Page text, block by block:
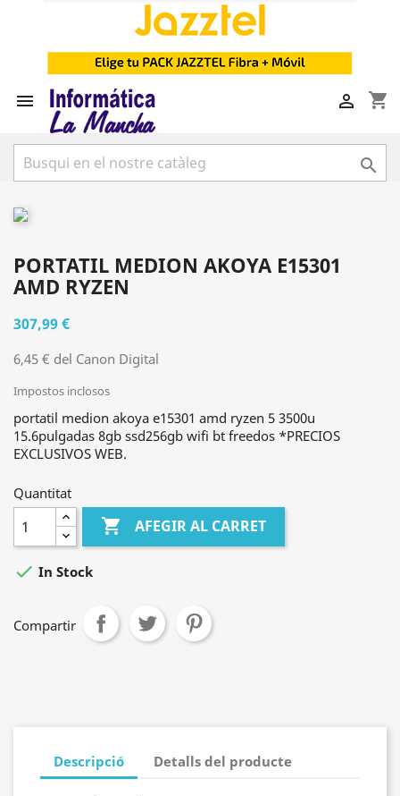
 shopping_cart


PORTATIL MEDION AKOYA E15301
AMD RYZEN
307,99 €
6,45 € del Canon Digital
Impostos inclosos
portatil medion akoya e15301 amd ryzen 5 3500u
15.6pulgadas 8gb ssd256gb wifi bt freedos *PRECIOS
EXCLUSIVOS WEB.
Quantitat
 AFEGIR AL CARRET
 In Stock
Compartir
Descripció Detalls del producte